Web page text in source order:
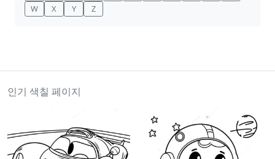
W
X Y Z
인기 색칠 페이지